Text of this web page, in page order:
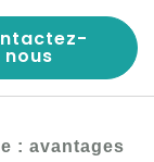
nous
: avantages